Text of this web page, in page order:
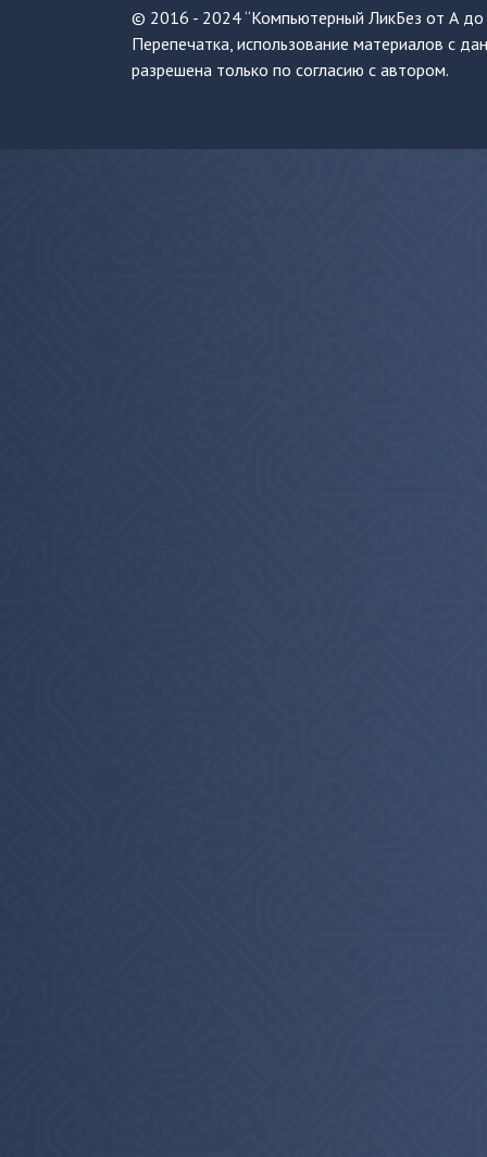
© 2016 - 2024 “Компьютерный ЛикБез от А до
Перепечатка, использование материалов с
разрешена только по согласию с автором.